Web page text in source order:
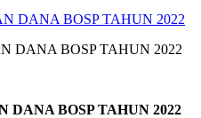
DANA BOSP TAHUN 2022
BOSP TAHUN 2022